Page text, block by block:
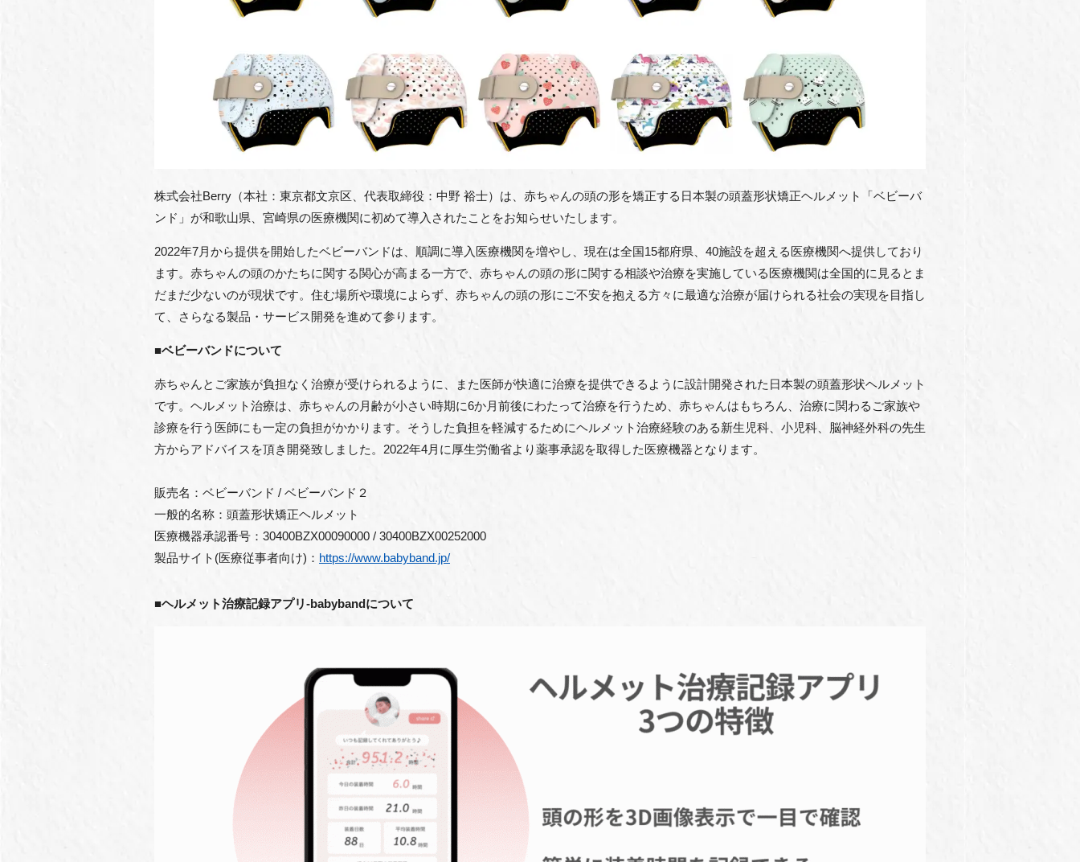
株式会社Berry（本社：東京都文京区、代表取締役：中野 裕士）は、赤ちゃんの頭の形を矯正する日本製の頭蓋形状矯正ヘルメット「ベビーバ
ンド」が和歌山県、宮崎県の医療機関に初めて導入されたことをお知らせいたします。
2022年7月から提供を開始したベビーバンドは、順調に導入医療機関を増やし、現在は全国15都府県、40施設を超える医療機関へ提供しており
ます。赤ちゃんの頭のかたちに関する関心が高まる一方で、赤ちゃんの頭の形に関する相談や治療を実施している医療機関は全国的に見るとま
だまだ少ないのが現状です。住む場所や環境によらず、赤ちゃんの頭の形にご不安を抱える方々に最適な治療が届けられる社会の実現を目指し
て、さらなる製品・サービス開発を進めて参ります。
■ベビーバンドについて
赤ちゃんとご家族が負担なく治療が受けられるように、また医師が快適に治療を提供できるように設計開発された日本製の頭蓋形状ヘルメット
です。ヘルメット治療は、赤ちゃんの月齢が小さい時期に6か月前後にわたって治療を行うため、赤ちゃんはもちろん、治療に関わるご家族や
診療を行う医師にも一定の負担がかかります。そうした負担を軽減するためにヘルメット治療経験のある新生児科、小児科、脳神経外科の先生
方からアドバイスを頂き開発致しました。2022年4月に厚生労働省より薬事承認を取得した医療機器となります。
販売名：ベビーバンド / ベビーバンド２
一般的名称：頭蓋形状矯正ヘルメット
医療機器承認番号：30400BZX00090000 / 30400BZX00252000
製品サイト(医療従事者向け)： https://www.babyband.jp/
■ヘルメット治療記録アプリ-babybandについて